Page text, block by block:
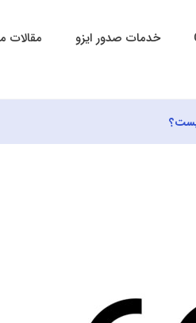
خدمات صدور ایزو مقالات